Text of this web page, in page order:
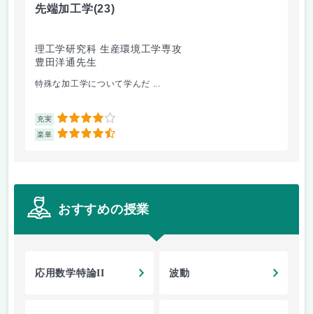
先端加工学(23)
理工学研究科 生産環境工学専攻
豊田洋通先生
特殊な加工学について学んだ ...
充実 4
楽単 4.5
おすすめの授業
応用数学特論II 波動